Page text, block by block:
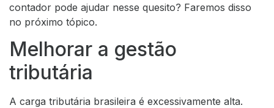
contador pode ajudar nesse quesito? Faremos disso
no próximo tópico.
Melhorar a gestão
tributária
A carga tributária brasileira é excessivamente alta.